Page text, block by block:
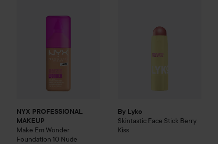
NYX PROFESSIONAL
MAKEUP
Make Em Wonder
Foundation 10 Nude
By Lyko
Skintastic Face Stick Berry
Kiss